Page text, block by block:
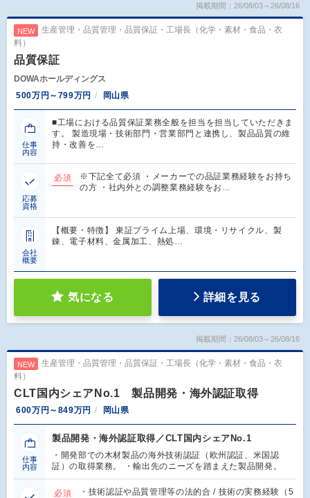
掲載期間：26/08/03～26/08/16
NEW
生産管理・品質管理・品質保証・工場長（化学・素材・食品・衣
料）
品質保証
DOWAホールディングス
500万円～799万円
岡山県
仕事
内容
■工場における品質保証業務全般を担当を担当していただきま
す。 製造現場・技術部門・営業部門と連携し、製品品質の維
持・改善を…
応募
資格
必須
※下記全て必須 ・メーカーでの品証業務経験をお持ち
の方 ・社内外との調整業務経験をお…
会社
概要
【概要・特徴】 東証プライム上場、環境・リサイクル、製
錬、電子材料、金属加工、熱処…
気になる 詳細を見る
掲載期間：26/08/03～26/08/16
NEW
生産管理・品質管理・品質保証・工場長（化学・素材・食品・衣
料）
CLT国内シェアNo.1 製品開発・海外認証取得
600万円～849万円 岡山県
仕事
内容
製品開発・海外認証取得／CLT国内シェアNo.1
・開発部での木材製品の海外技術認証（欧州認証、米国認
証）の取得業務。 ・輸出先のニーズを踏まえた製品開発。
必須
・技術認証や品質管理等の法的合 / 技術の実務経験（5